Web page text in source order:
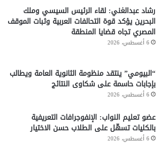
رشاد عبدالغني: لقاء الرئيس السيسي وملك
البحرين يؤكد قوة التحالفات العربية وثبات الموقف
المصري تجاه قضايا المنطقة
6 أغسطس، 2026
“البيومي” ينتقد منظومة الثانوية العامة ويطالب
بإجابات حاسمة على شكاوى النتائج
6 أغسطس، 2026
عضو تعليم النواب: الإنفوجرافات التعريفية
بالكليات تسهّل على الطلاب حسن الاختيار
6 أغسطس، 2026